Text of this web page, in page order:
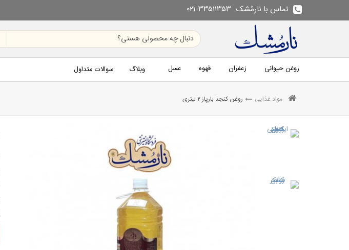
تماس با نارمُشک ۰۲۱-۳۳۵۱۱۳۵۳
روغن حیوانی زعفران قهوه عسل وبلاگ سوالات متداول
مواد غذایی روغن کنجد بارپاز ۲ لیتری